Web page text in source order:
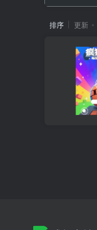
排序 更新